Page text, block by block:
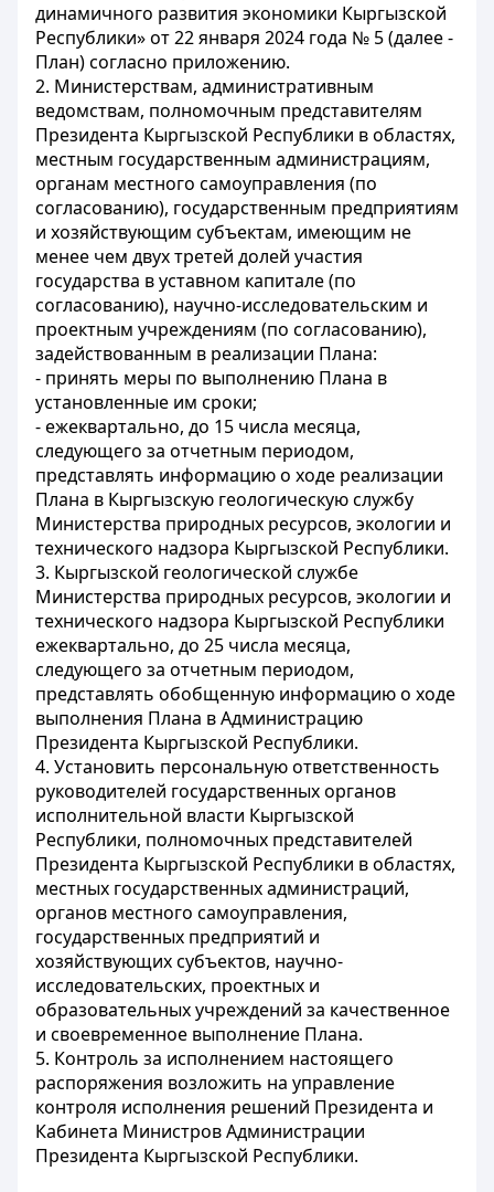
динамичного развития экономики Кыргызской
Республики» от 22 января 2024 года № 5 (далее -
План) согласно приложению.
2. Министерствам, административным
ведомствам, полномочным представителям
Президента Кыргызской Республики в областях,
местным государственным администрациям,
органам местного самоуправления (по
согласованию), государственным предприятиям
и хозяйствующим субъектам, имеющим не
менее чем двух третей долей участия
государства в уставном капитале (по
согласованию), научно-исследовательским и
проектным учреждениям (по согласованию),
задействованным в реализации Плана:
- принять меры по выполнению Плана в
установленные им сроки;
- ежеквартально, до 15 числа месяца,
следующего за отчетным периодом,
представлять информацию о ходе реализации
Плана в Кыргызскую геологическую службу
Министерства природных ресурсов, экологии и
технического надзора Кыргызской Республики.
3. Кыргызской геологической службе
Министерства природных ресурсов, экологии и
технического надзора Кыргызской Республики
ежеквартально, до 25 числа месяца,
следующего за отчетным периодом,
представлять обобщенную информацию о ходе
выполнения Плана в Администрацию
Президента Кыргызской Республики.
4. Установить персональную ответственность
руководителей государственных органов
исполнительной власти Кыргызской
Республики, полномочных представителей
Президента Кыргызской Республики в областях,
местных государственных администраций,
органов местного самоуправления,
государственных предприятий и
хозяйствующих субъектов, научно-
исследовательских, проектных и
образовательных учреждений за качественное
и своевременное выполнение Плана.
5. Контроль за исполнением настоящего
распоряжения возложить на управление
контроля исполнения решений Президента и
Кабинета Министров Администрации
Президента Кыргызской Республики.